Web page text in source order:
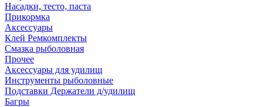
Насадки, тесто, паста
Прикормка
Аксессуары
Клей Ремкомплекты
Смазка рыболовная
Прочее
Аксессуары для удилищ
Инструменты рыболовные
Подставки Держатели д/удилищ
Багры